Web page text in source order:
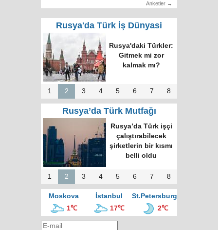
Anketler →
Rusya'da Türk İş Dünyasi
Rusya'daki Türkler:
Gitmek mi zor
kalmak mı?
1 2 3 4 5 6 7 8
Rusya’da Türk Mutfağı
Rusya’da Türk işçi
çalıştırabilecek
şirketlerin bir kısmı
belli oldu
1 2 3 4 5 6 7 8
Moskova İstanbul
St.Petersburg
1℃
17℃ 2℃